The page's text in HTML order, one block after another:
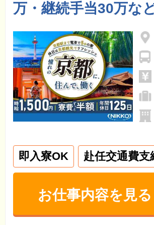
万・継続手当30万な
即入寮OK 赴任交通費支
お仕事内容を見る